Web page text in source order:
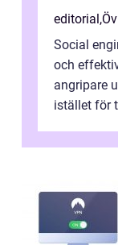
editorial ,
Social
och
angripare
istället för